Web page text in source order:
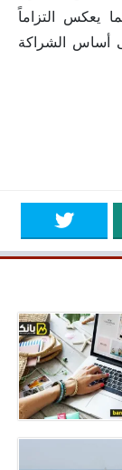
يعكس التزاماً
أساس الشراكة